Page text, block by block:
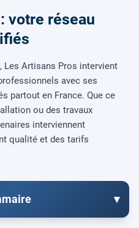
votre réseau
Les Artisans Pros intervient
avec ses
partout en France. Que ce
ou des travaux
interviennent
qualité et des tarifs
▾